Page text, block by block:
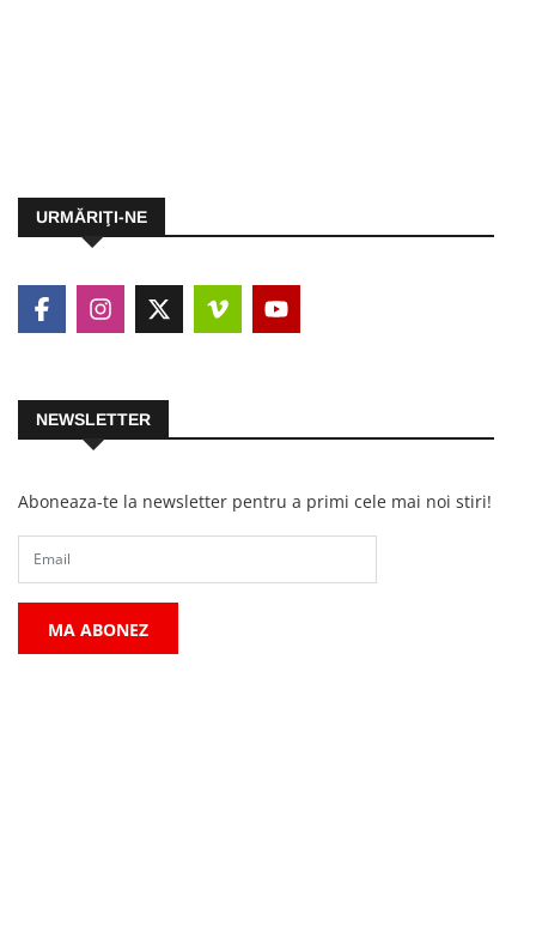
URMĂRIŢI-NE
NEWSLETTER
Aboneaza-te la newsletter pentru a primi cele mai noi stiri!
MA ABONEZ